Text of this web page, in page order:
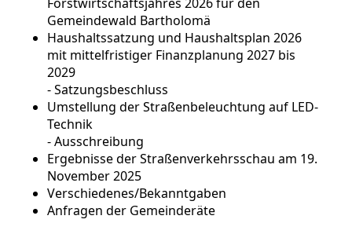
Gemeindewald Bartholomä
Haushaltssatzung und Haushaltsplan 2026
mit mittelfristiger Finanzplanung 2027 bis
2029
- Satzungsbeschluss
Umstellung der Straßenbeleuchtung auf LED-
Technik
- Ausschreibung
Ergebnisse der Straßenverkehrsschau am 19.
November 2025
Verschiedenes/Bekanntgaben
Anfragen der Gemeinderäte